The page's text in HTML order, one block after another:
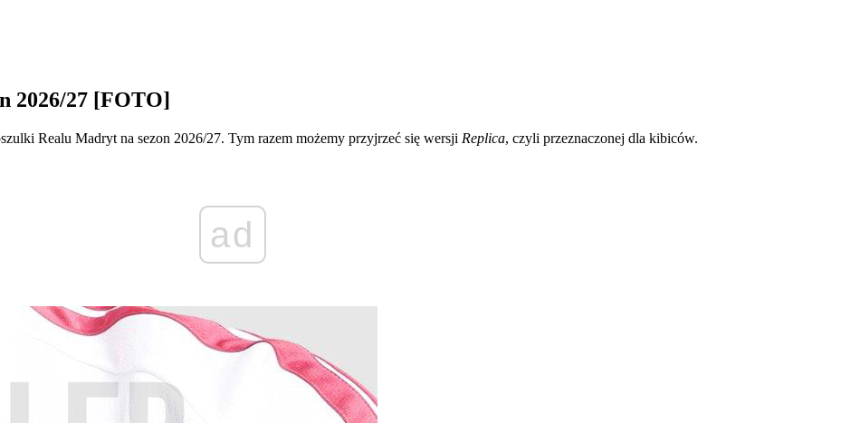
2026/27 [FOTO]
Realu Madryt na sezon 2026/27. Tym razem możemy przyjrzeć się wersji Replica, czyli przeznaczonej dla kibiców.
ad